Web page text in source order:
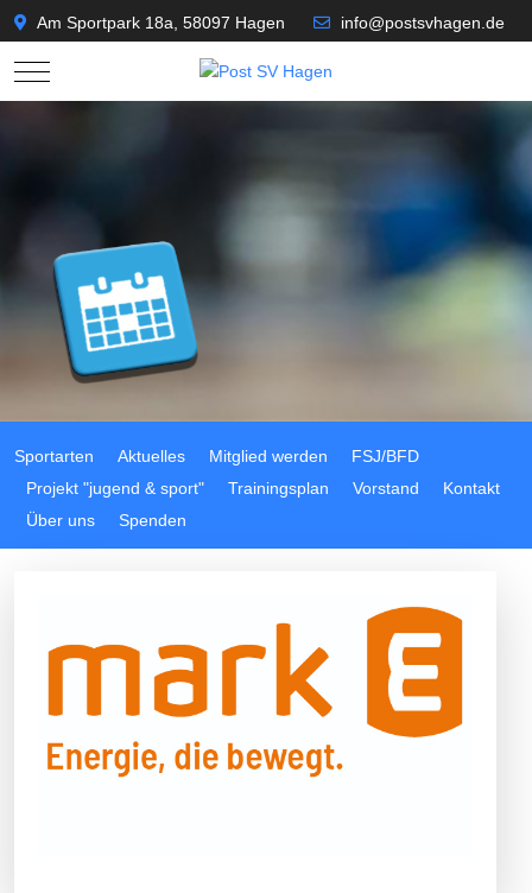
Am Sportpark 18a, 58097 Hagen info@postsvhagen.de
Mobile Menu Toggle
Sportarten Aktuelles Mitglied werden
FSJ/BFD
Projekt "jugend & sport"
Trainingsplan Vorstand
Kontakt
Über uns
Spenden